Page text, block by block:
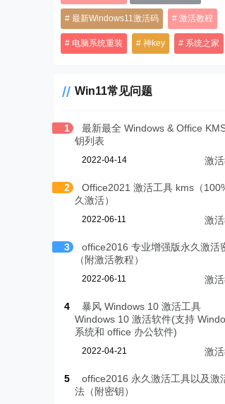
最新Windows11激活码 激活教程
电脑系统重装 神key 系统之家
Win11常见问题
1
最新最全 Windows & Office
钥列表
2022-04-14 激
2
Office2021 激活工具 kms（
久激活）
2022-06-11 激
3
office2016 专业增强版永久激活
（附激活教程）
2022-06-11 激
4
暴风 Windows 10 激活工具
Windows 10 激活软件(支持
系统和 office 办公软件)
2022-04-21 激
5
office2016 永久激活工具以及激
法（附密钥）